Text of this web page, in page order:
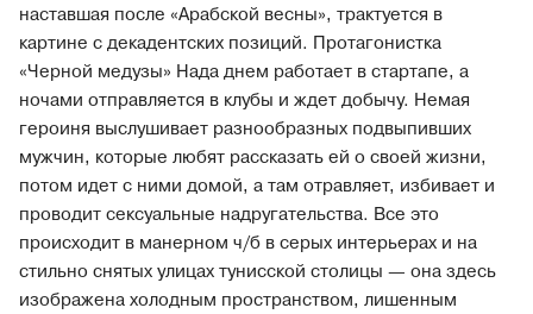
наставшая после «Арабской весны», трактуется в
картине с декадентских позиций. Протагонистка
«Черной медузы» Нада днем работает в стартапе, а
ночами отправляется в клубы и ждет добычу. Немая
героиня выслушивает разнообразных подвыпивших
мужчин, которые любят рассказать ей о своей жизни,
потом идет с ними домой, а там отравляет, избивает и
проводит сексуальные надругательства. Все это
происходит в манерном ч/б в серых интерьерах и на
стильно снятых улицах тунисской столицы — она здесь
изображена холодным пространством, лишенным